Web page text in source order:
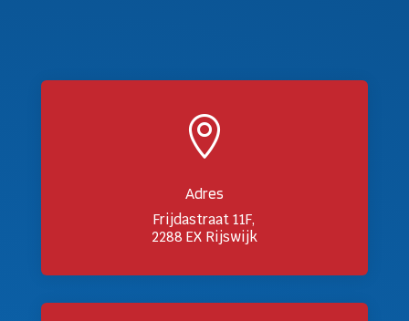

Adres
Frijdastraat 11F,
2288 EX Rijswijk